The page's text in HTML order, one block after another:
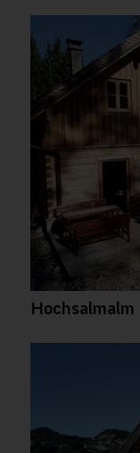
Hochsalmalm